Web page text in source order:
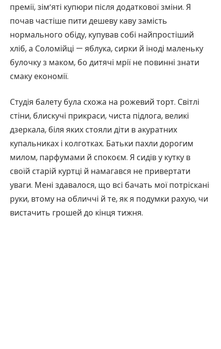
премії, зім’яті купюри після додаткової зміни. Я
почав частіше пити дешеву каву замість
нормального обіду, купував собі найпростіший
хліб, а Соломійці — яблука, сирки й іноді маленьку
булочку з маком, бо дитячі мрії не повинні знати
смаку економії.
Студія балету була схожа на рожевий торт. Світлі
стіни, блискучі прикраси, чиста підлога, великі
дзеркала, біля яких стояли діти в акуратних
купальниках і колготках. Батьки пахли дорогим
милом, парфумами й спокоєм. Я сидів у кутку в
своїй старій куртці й намагався не привертати
уваги. Мені здавалося, що всі бачать мої потріскані
руки, втому на обличчі й те, як я подумки рахую, чи
вистачить грошей до кінця тижня.